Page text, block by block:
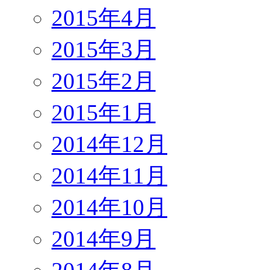
2015年4月
2015年3月
2015年2月
2015年1月
2014年12月
2014年11月
2014年10月
2014年9月